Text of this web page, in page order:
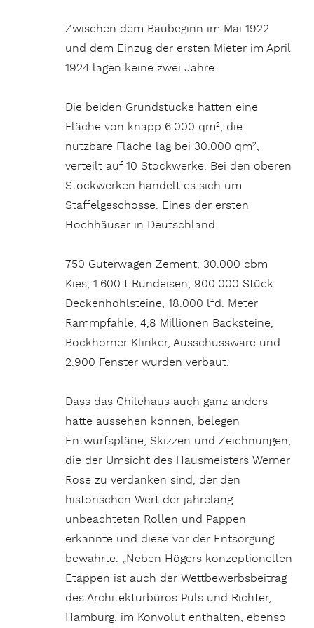
Zwischen dem Baubeginn im Mai 1922
und dem Einzug der ersten Mieter im April
1924 lagen keine zwei Jahre
Die beiden Grundstücke hatten eine
Fläche von knapp 6.000 qm², die
nutzbare Fläche lag bei 30.000 qm²,
verteilt auf 10 Stockwerke. Bei den oberen
Stockwerken handelt es sich um
Staffelgeschosse. Eines der ersten
Hochhäuser in Deutschland.
750 Güterwagen Zement, 30.000 cbm
Kies, 1.600 t Rundeisen, 900.000 Stück
Deckenhohlsteine, 18.000 lfd. Meter
Rammpfähle, 4,8 Millionen Backsteine,
Bockhorner Klinker, Ausschussware und
2.900 Fenster wurden verbaut.
Dass das Chilehaus auch ganz anders
hätte aussehen können, belegen
Entwurfspläne, Skizzen und Zeichnungen,
die der Umsicht des Hausmeisters Werner
Rose zu verdanken sind, der den
historischen Wert der jahrelang
unbeachteten Rollen und Pappen
erkannte und diese vor der Entsorgung
bewahrte. „Neben Högers konzeptionellen
Etappen ist auch der Wettbewerbsbeitrag
des Architekturbüros Puls und Richter,
Hamburg, im Konvolut enthalten, ebenso